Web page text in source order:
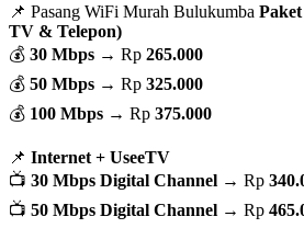
📌 Pasang WiFi Murah Bulukumba
TV & Telepon)
💰 30 Mbps → Rp 265.000
💰 50 Mbps → Rp 325.000
💰 100 Mbps → Rp 375.000
📌 Internet + UseeTV
📺 30 Mbps Digital Channel → Rp
📺 50 Mbps Digital Channel → Rp